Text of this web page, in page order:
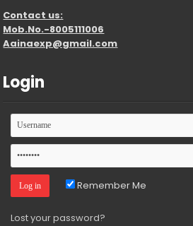
Contact us:
Mob.No.-8005111006
Aainaexp@gmail.com
Login
Remember Me
Lost your password?